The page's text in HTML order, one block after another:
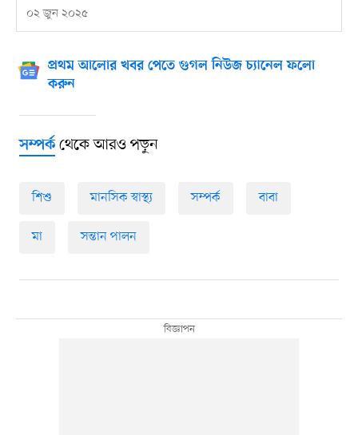
০২ জুন ২০২৫
প্রথম আলোর খবর পেতে গুগল নিউজ চ্যানেল ফলো
করুন
সম্পর্কথেকে আরও পড়ুন
শিশু মানসিক স্বাস্থ্য সম্পর্ক বাবা
মা সন্তান পালন